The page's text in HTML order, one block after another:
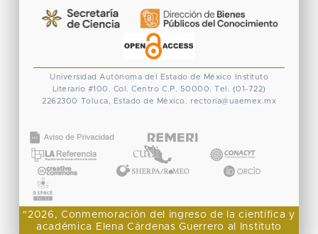
Universidad Autónoma del Estado de México
Instituto
Literario #100. Col. Centro C.P. 50000. Tel. (01-722)
2262300 Toluca, Estado de México. rectoria@uaemex.mx
"2026, Conmemoración del ingreso de la científica y
académica Elena Cárdenas Guerrero al Instituto